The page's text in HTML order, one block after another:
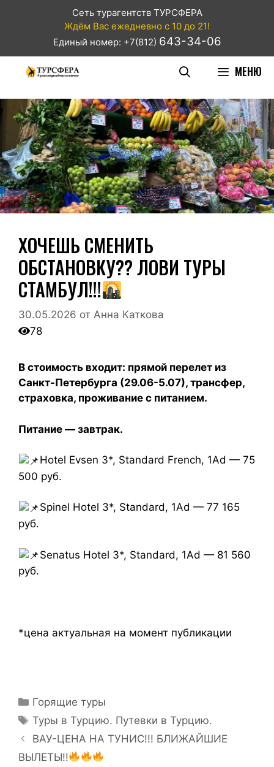
Сеть турагентств ТУРСФЕРА
Ждём Вас ежедневно с 10 до 21!
Единый номер: +7(812) 643-34-06
МЕНЮ
ХОЧЕШЬ СМЕНИТЬ
ОБСТАНОВКУ?? ЛОВИ ТУРЫ
СТАМБУЛ!!!
30.05.2026 от Анна Каткова
78
В стоимость входит: прямой перелет из
Санкт-Петербурга (29.06-5.07), трансфер,
страховка, проживание с питанием.
Питание — завтрак.
Hotel Evsen 3*, Standard French, 1Ad — 75
500 руб.
Spinel Hotel 3*, Standard, 1Ad — 77 165
руб.
Senatus Hotel 3*, Standard, 1Ad — 81 560
руб.
*цена актуальная на момент публикации
Горящие туры
Туры в Турцию. Путевки в Турцию.
ВАУ-ЦЕНА НА ТУНИС!!! БЛИЖАЙШИЕ
ВЫЛЕТЫ!!